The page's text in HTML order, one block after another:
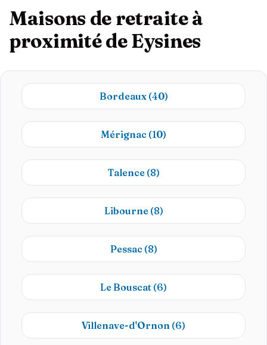
Maisons de retraite à
proximité de Eysines
Bordeaux (40)
Mérignac (10)
Talence (8)
Libourne (8)
Pessac (8)
Le Bouscat (6)
Villenave-d'Ornon (6)